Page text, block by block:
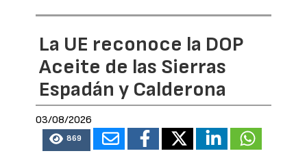
La UE reconoce la DOP
Aceite de las Sierras
Espadán y Calderona
03/08/2026
869